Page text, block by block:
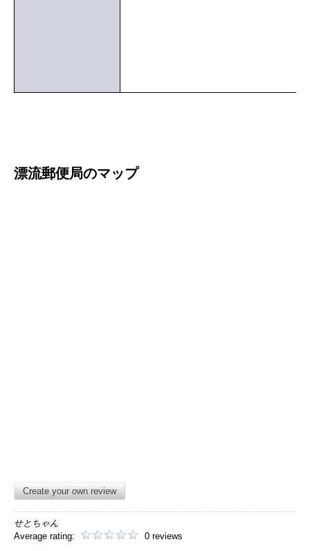
漂流郵便局のマップ
Create your own review
せとちゃん
Average rating:
0 reviews